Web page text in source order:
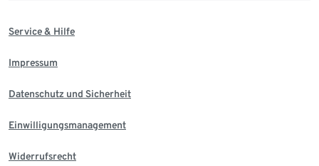
Service & Hilfe
Impressum
Datenschutz und Sicherheit
Einwilligungsmanagement
Widerrufsrecht